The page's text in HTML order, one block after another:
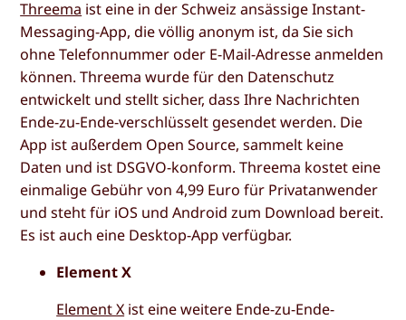
Threema ist eine in der Schweiz ansässige Instant-
Messaging-App, die völlig anonym ist, da Sie sich
ohne Telefonnummer oder E-Mail-Adresse anmelden
können. Threema wurde für den Datenschutz
entwickelt und stellt sicher, dass Ihre Nachrichten
Ende-zu-Ende-verschlüsselt gesendet werden. Die
App ist außerdem Open Source, sammelt keine
Daten und ist DSGVO-konform. Threema kostet eine
einmalige Gebühr von 4,99 Euro für Privatanwender
und steht für iOS und Android zum Download bereit.
Es ist auch eine Desktop-App verfügbar.
Element X
Element Xist eine weitere Ende-zu-Ende-